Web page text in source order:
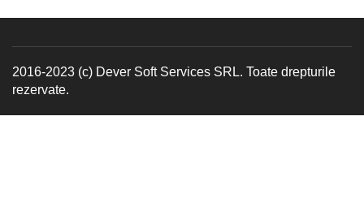
2016-2023 (c) Dever Soft Services SRL. Toate drepturile
rezervate.